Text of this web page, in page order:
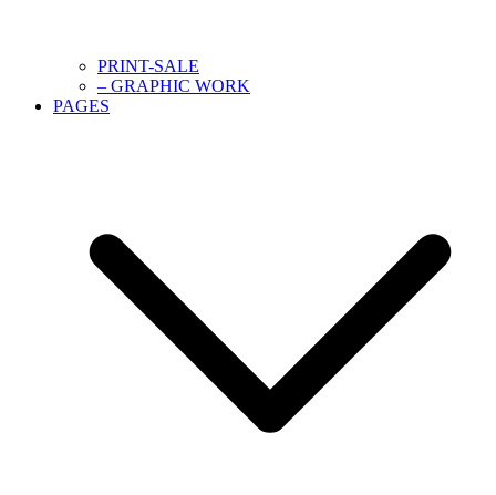
PRINT-SALE
– GRAPHIC WORK
PAGES